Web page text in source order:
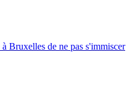
Bruxelles de ne pas s'immiscer